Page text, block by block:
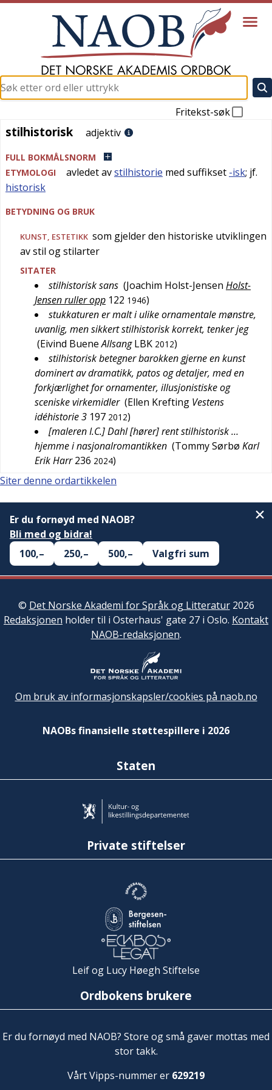
Fritekst-søk
stilhistorisk
stilhistorisk adjektiv
FULL BOKMÅLSNORM
ETYMOLOGI
avledet avstilhistorie med suffikset -isk; jf.
historisk
BETYDNING OG BRUK
KUNST, ESTETIKK som gjelder den historiske utviklingen
av stil og stilarter
SITATER
stilhistorisk sans (Joachim Holst-Jensen Holst-
Jensen ruller opp 122 1946)
stukkaturen er malt i ulike ornamentale mønstre,
uvanlig, men sikkert stilhistorisk korrekt, tenker jeg
(Eivind Buene Allsang LBK 2012)
stilhistorisk betegner barokken gjerne en kunst
dominert av dramatikk, patos og detaljer, med en
forkjærlighet for ornamenter, illusjonistiske og
sceniske virkemidler (Ellen Krefting Vestens
idéhistorie 3 197 2012)
[maleren I.C.] Dahl [hører] rent stilhistorisk …
hjemme i nasjonalromantikken (Tommy Sørbø Karl
Erik Harr 236 2024)
Siter denne ordartikkelen
Er du fornøyd med NAOB?
Bli med og bidra!
100,–
250,– 500,– Valgfri sum
© Det Norske Akademi for Språk og Litteratur2026
Redaksjonen holder til i Osterhaus' gate 27 i Oslo. Kontakt
NAOB-redaksjonen.
Om bruk av informasjonskapsler/cookies på naob.no
NAOBs finansielle støttespillere i 2026
Staten
Private stiftelser
Leif og Lucy Høegh Stiftelse
Ordbokens brukere
Er du fornøyd med NAOB? Store og små gaver mottas med
stor takk.
Vårt Vipps-nummer er 629219